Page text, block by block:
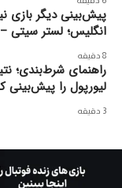
پیش‌بینی دیگر بازی
انگلیس؛ لستر سیتی
8 دقیقه
راهنمای شرط‌بندی؛
لیورپول را پیش‌بینی
3 دقیقه